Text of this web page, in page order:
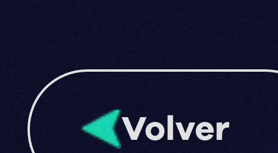
Volver